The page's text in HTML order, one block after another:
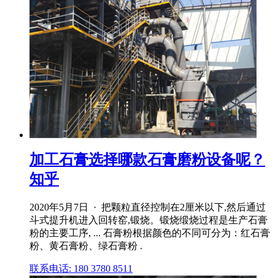
加工石膏选择哪款石膏磨粉设备呢？
知乎
2020年5月7日 · 把颗粒直径控制在2厘米以下,然后通过
斗式提升机进入回转窑,锻烧。锻烧缎烧过程是生产石膏
粉的主要工序, ... 石膏粉根据颜色的不同可分为：红石膏
粉、黄石膏粉、绿石膏粉 .
联系电话: 180 3780 8511